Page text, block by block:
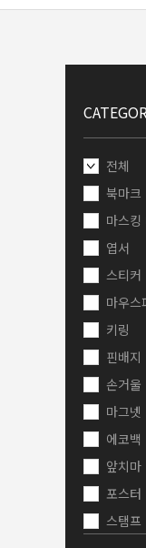
전체
북마크
마스킹
엽서
스티커
마우스
키링
핀배지
손거울
마그넷
에코백
앞치마
포스터
스탬프